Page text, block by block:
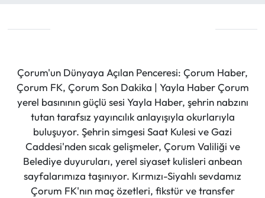
Çorum'un Dünyaya Açılan Penceresi: Çorum Haber,
Çorum FK, Çorum Son Dakika | Yayla Haber Çorum
yerel basınının güçlü sesi Yayla Haber, şehrin nabzını
tutan tarafsız yayıncılık anlayışıyla okurlarıyla
buluşuyor. Şehrin simgesi Saat Kulesi ve Gazi
Caddesi'nden sıcak gelişmeler, Çorum Valiliği ve
Belediye duyuruları, yerel siyaset kulisleri anbean
sayfalarımıza taşınıyor. Kırmızı-Siyahlı sevdamız
Çorum FK'nın maç özetleri, fikstür ve transfer